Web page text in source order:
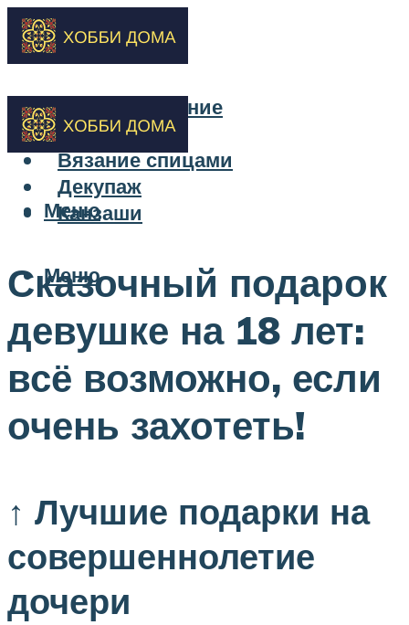
Бисероплетение
Вышивка
Вязание спицами
Декупаж
Канзаши
Меню
Меню
Сказочный подарок
девушке на 18 лет:
всё возможно, если
очень захотеть!
↑ Лучшие подарки на
совершеннолетие
дочери